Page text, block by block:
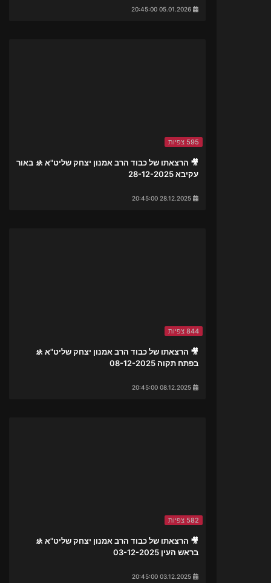
595 צפיות
🎥 הרצאתו של כבוד הרב אמנון יצחק שליט"א 🚸 באור
עקיבא 28-12-2025
844 צפיות
🎥 הרצאתו של כבוד הרב אמנון יצחק שליט"א 🚸
בפתח תקוה 08-12-2025
582 צפיות
🎥 הרצאתו של כבוד הרב אמנון יצחק שליט"א 🚸
בראש העין 03-12-2025